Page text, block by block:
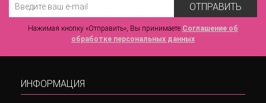
ОТПРАВИТЬ
Нажимая кнопку «Отправить», Вы принимаете Соглашение об
обработке персональных данных
ИНФОРМАЦИЯ